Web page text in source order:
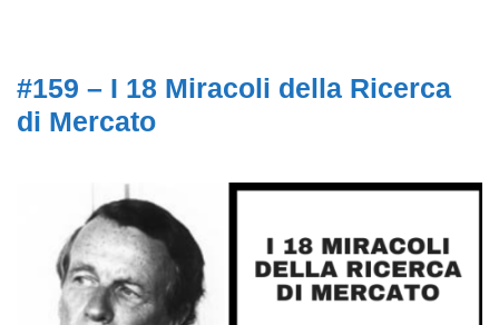
#159 – I 18 Miracoli della Ricerca
di Mercato